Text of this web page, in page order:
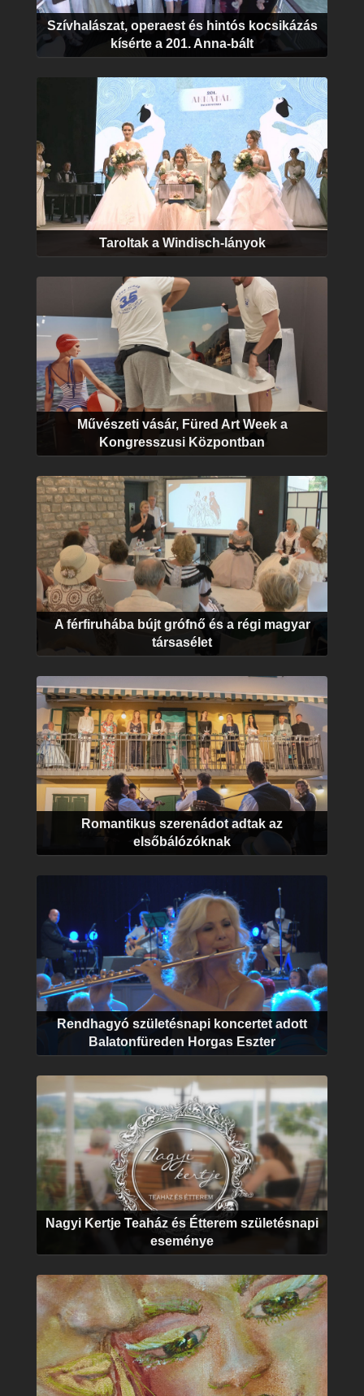
Szívhalászat, operaest és hintós kocsikázás
kísérte a 201. Anna-bált
Taroltak a Windisch-lányok
Művészeti vásár, Füred Art Week a
Kongresszusi Központban
A férfiruhába bújt grófnő és a régi magyar
társasélet
Romantikus szerenádot adtak az
elsőbálózóknak
Rendhagyó születésnapi koncertet adott
Balatonfüreden Horgas Eszter
Nagyi Kertje Teaház és Étterem születésnapi
eseménye